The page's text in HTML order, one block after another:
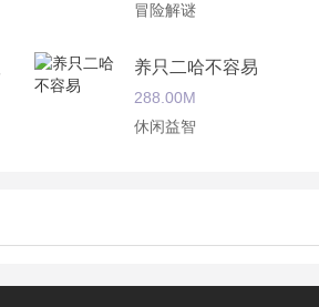
冒险解谜
养只二哈不容易
288.00M
休闲益智
角色扮演